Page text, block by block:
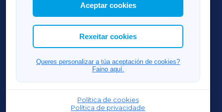
Así mesmo, podes personalizar a elección das
cookies que desexas permitir.
Aceptar cookies
Rexeitar cookies
Queres personalizar a túa aceptación de cookies?
Faino aquí.
Política de cookies
Política de privacidade
RIBEIRASACRAXA
ACORUÑAXA
FERROLXA
OURENSEXA